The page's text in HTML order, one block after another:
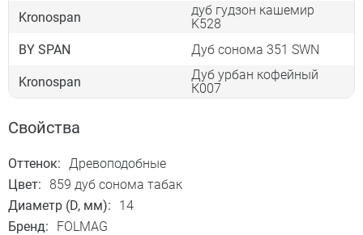
Kronospan
дуб гудзон кашемир
K528
BY SPAN
Дуб сонома 351 SWN
Kronospan
Дуб урбан кофейный
К007
Свойства
Оттенок: Древоподобные
Цвет: 859 дуб сонома табак
Диаметр (D, мм):
14
Бренд:
FOLMAG